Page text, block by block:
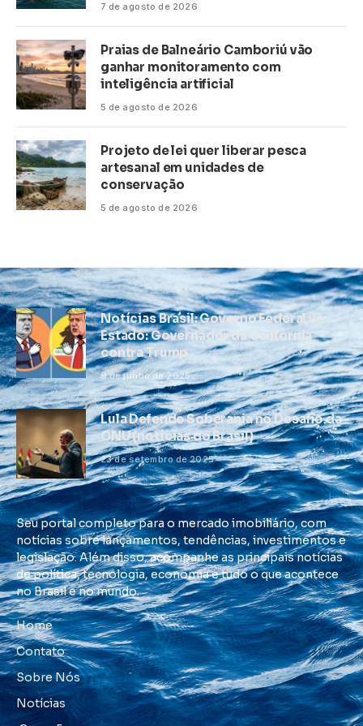
7 de agosto de 2026
Praias de Balneário Camboriú vão
ganhar monitoramento com
inteligência artificial
5 de agosto de 2026
Projeto de lei quer liberar pesca
artesanal em unidades de
conservação
5 de agosto de 2026
Notícias Brasil: Governo Federal vs
Estado: Governador da Califórnia
contra Trump
9 de junho de 2025
Lula Defende Soberania no Desafio da
ONU (notícias do Brasil)
23 de setembro de 2025
Seu portal completo para o mercado imobiliário, com
notícias sobre lançamentos, tendências, investimentos e
legislação. Além disso, acompanhe as principais notícias
de política, tecnologia, economia e tudo o que acontece
no Brasil e no mundo.
Home
Contato
Sobre Nós
Notícias